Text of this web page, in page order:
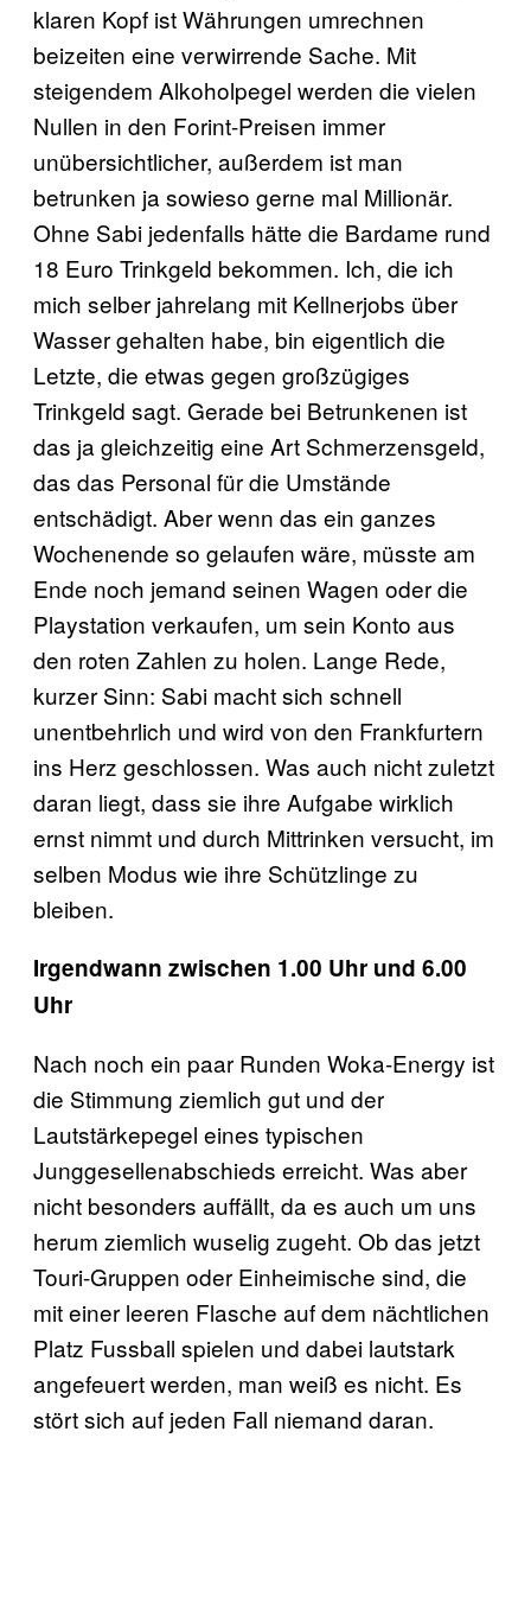
klaren Kopf ist Währungen umrechnen
beizeiten eine verwirrende Sache. Mit
steigendem Alkoholpegel werden die vielen
Nullen in den Forint-Preisen immer
unübersichtlicher, außerdem ist man
betrunken ja sowieso gerne mal Millionär.
Ohne Sabi jedenfalls hätte die Bardame rund
18 Euro Trinkgeld bekommen. Ich, die ich
mich selber jahrelang mit Kellnerjobs über
Wasser gehalten habe, bin eigentlich die
Letzte, die etwas gegen großzügiges
Trinkgeld sagt. Gerade bei Betrunkenen ist
das ja gleichzeitig eine Art Schmerzensgeld,
das das Personal für die Umstände
entschädigt. Aber wenn das ein ganzes
Wochenende so gelaufen wäre, müsste am
Ende noch jemand seinen Wagen oder die
Playstation verkaufen, um sein Konto aus
den roten Zahlen zu holen. Lange Rede,
kurzer Sinn: Sabi macht sich schnell
unentbehrlich und wird von den Frankfurtern
ins Herz geschlossen. Was auch nicht zuletzt
daran liegt, dass sie ihre Aufgabe wirklich
ernst nimmt und durch Mittrinken versucht, im
selben Modus wie ihre Schützlinge zu
bleiben.
Irgendwann zwischen 1.00 Uhr und 6.00
Uhr
Nach noch ein paar Runden Woka-Energy ist
die Stimmung ziemlich gut und der
Lautstärkepegel eines typischen
Junggesellenabschieds erreicht. Was aber
nicht besonders auffällt, da es auch um uns
herum ziemlich wuselig zugeht. Ob das jetzt
Touri-Gruppen oder Einheimische sind, die
mit einer leeren Flasche auf dem nächtlichen
Platz Fussball spielen und dabei lautstark
angefeuert werden, man weiß es nicht. Es
stört sich auf jeden Fall niemand daran.